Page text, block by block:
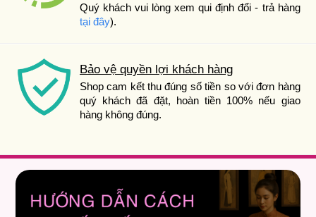
Quý khách vui lòng xem qui định đổi - trả hàng
tại đây).
Bảo vệ quyền lợi khách hàng
Shop cam kết thu đúng số tiền so với đơn hàng
quý khách đã đặt, hoàn tiền 100% nếu giao
hàng không đúng.